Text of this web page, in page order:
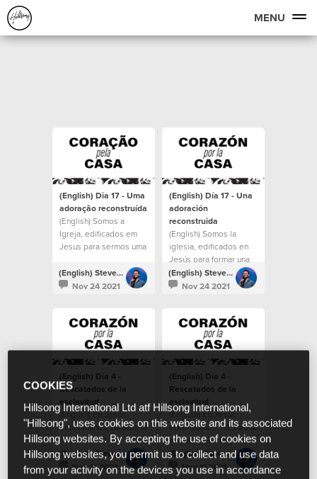
MENU
(English) Dia 17 - Uma
adoração reconstruída
(English) Somos a
Igreja, edificados em
Jesus para sermos uma
(English) Steven Richards
Nov 24 2021
(English) Día 17 - Una
adoración
reconstruida
(English) Somos la
iglesia, edificados en
Jesús para formar una
casa para todos.(English) Steven Richards
Nov 24 2021
(English) Día 4 -
Rescatados de la
esclavitud
(English) En Jesús
encontramos, no solo la
libertad, sino la
capacidad de reflejar a
Dios en la tierra.
(English) Steven Richards
Nov 11 2021
(English) Día 4 -
Rescatados de la
esclavitud
(English) En Jesús
encontramos, no solo la
libertad, sino la
capacidad de reflejar a
Dios en la tierra.
(English) Steven Richards
Nov 11 2021
COOKIES
Hillsong International Ltd atf Hillsong International,
"Hillsong", uses cookies on this website and its associated
Hillsong websites. By accepting the use of cookies on
Hillsong websites, you permit us to collect and use data
from your activity on the devices you use in accordance